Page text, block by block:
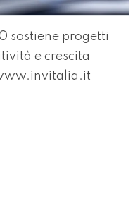
sostiene progetti
e crescita